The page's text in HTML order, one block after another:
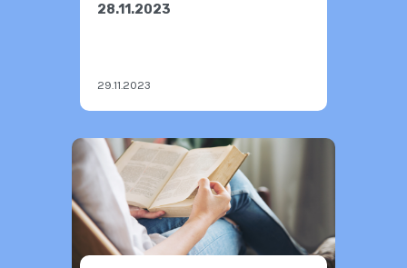
28.11.2023
29.11.2023